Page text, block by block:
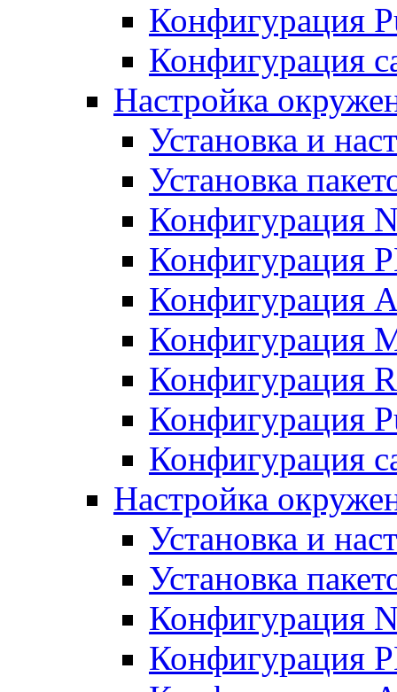
Конфигурация
Конфигурация
Настройка
Установка и
Установка
Конфигурация
Конфигурация
Конфигурация
Конфигурация
Конфигурация
Конфигурация
Конфигурация
Настройка
Установка и
Установка
Конфигурация
Конфигурация